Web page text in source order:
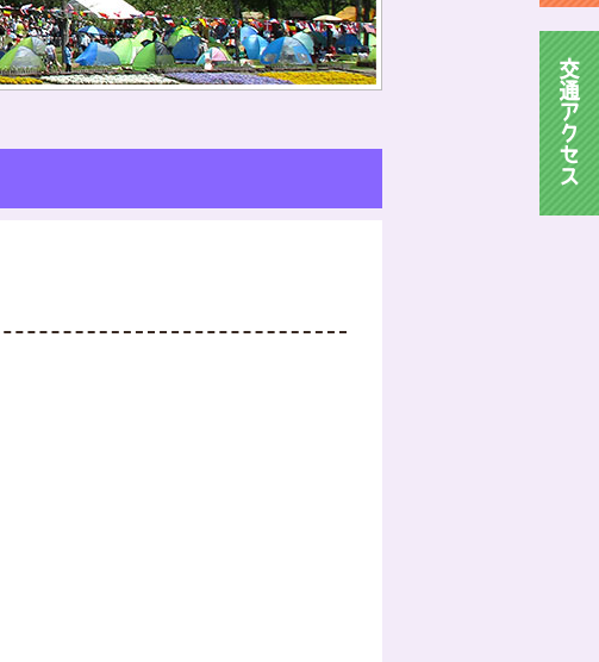
交
通
ア
ク
セ
ス